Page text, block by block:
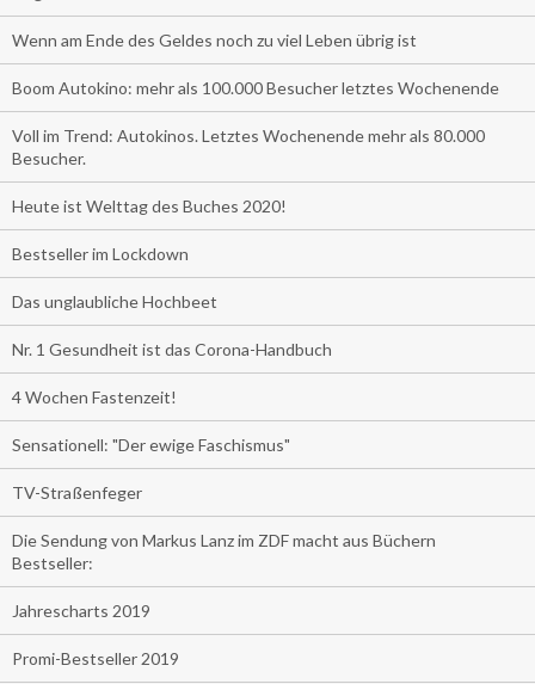
Wenn am Ende des Geldes noch zu viel Leben übrig ist
Boom Autokino: mehr als 100.000 Besucher letztes Wochenende
Voll im Trend: Autokinos. Letztes Wochenende mehr als 80.000
Besucher.
Heute ist Welttag des Buches 2020!
Bestseller im Lockdown
Das unglaubliche Hochbeet
Nr. 1 Gesundheit ist das Corona-Handbuch
4 Wochen Fastenzeit!
Sensationell: "Der ewige Faschismus"
TV-Straßenfeger
Die Sendung von Markus Lanz im ZDF macht aus Büchern
Bestseller:
Jahrescharts 2019
Promi-Bestseller 2019